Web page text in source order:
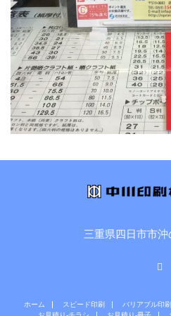
三重県四日市市
ホーム スピード印刷 バリアブル印刷